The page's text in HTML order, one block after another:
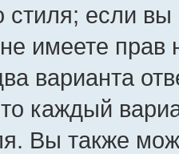
стиля; если
имеете прав
варианта
каждый
Вы также